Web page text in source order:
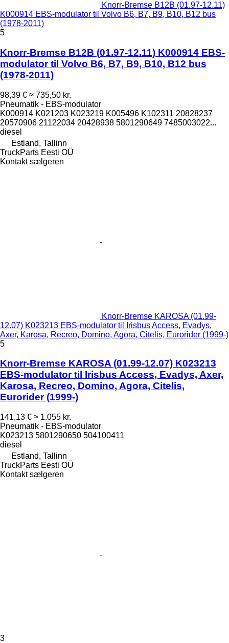
Knorr-Bremse B12B (01.97-12.11)
K000914 EBS-modulator til Volvo B6, B7, B9, B10, B12 bus
(1978-2011)
5
Knorr-Bremse B12B (01.97-12.11) K000914 EBS-
modulator til Volvo B6, B7, B9, B10, B12 bus
(1978-2011)
98,39 € ≈ 735,50 kr.
Pneumatik - EBS-modulator
K000914 K021203 K023219 K005496 K102311 20828237
20570906 21122034 20428938 5801290649 7485003022...
diesel
Estland, Tallinn
TruckParts Eesti OÜ
Kontakt sælgeren
Knorr-Bremse KAROSA (01.99-
12.07) K023213 EBS-modulator til Irisbus Access, Evadys,
Axer, Karosa, Recreo, Domino, Agora, Citelis, Eurorider (1999-)
5
Knorr-Bremse KAROSA (01.99-12.07) K023213
EBS-modulator til Irisbus Access, Evadys, Axer,
Karosa, Recreo, Domino, Agora, Citelis,
Eurorider (1999-)
141,13 € ≈ 1.055 kr.
Pneumatik - EBS-modulator
K023213 5801290650 504100411
diesel
Estland, Tallinn
TruckParts Eesti OÜ
Kontakt sælgeren
3